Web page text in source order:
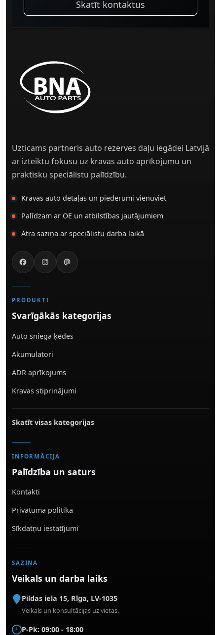
Skatīt kontaktus
Uzticams partneris auto rezerves daļu iegādei Latvijā
ar izteiktu fokusu uz kravas auto aprīkojumu un
praktisku speciālistu palīdzību.
Kravas auto detaļas un piederumi vienuviet
Palīdzam ar OE un atbilstības jautājumiem
Ātra saziņa ar speciālistu darba laikā
PRODUKTI
Svarīgākās kategorijas
Auto sniega ķēdes
Akumulatori
ADR aprīkojums
Kravas stiprinājumi
Skatīt visas kategorijas
INFORMĀCIJA
Palīdzība un saturs
Kontakti
Privātuma politika
Sīkdatņu iestatījumi
SAZIŅA
Veikals un darba laiks
Pildas iela 15, Rīga, LV-1035
Veikals un konsultācijas uz vietas.
P-Pk: 09:00 - 18:00